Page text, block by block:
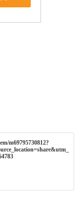
m69795730812?